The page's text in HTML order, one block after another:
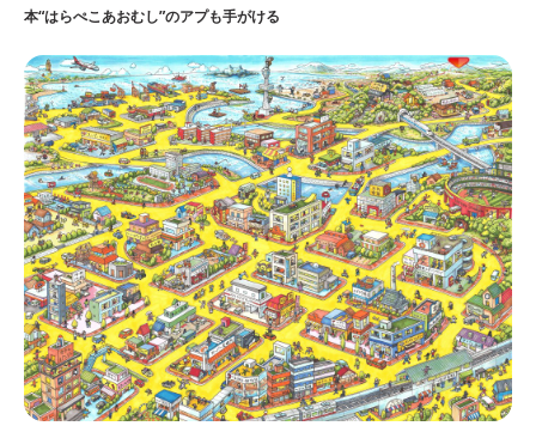
本“はらぺこあおむし”のアプも手がける